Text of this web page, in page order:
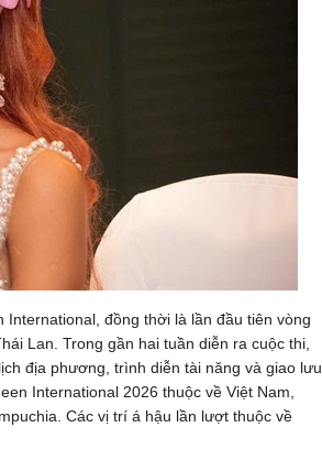
đồng thời là lần đầu tiên vòng
Lan. Trong gần hai tuần diễn ra cuộc thi,
địa phương, trình diễn tài năng và giao lưu
International 2026 thuộc về Việt Nam,
Các vị trí á hậu lần lượt thuộc về